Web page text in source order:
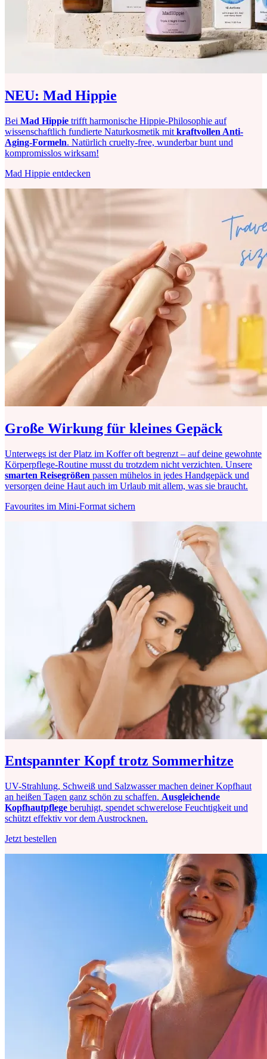
NEU: Mad Hippie
Bei Mad Hippie trifft harmonische Hippie-Philosophie auf
wissenschaftlich fundierte Naturkosmetik mit kraftvollen Anti-
Aging-Formeln. Natürlich cruelty-free, wunderbar bunt und
kompromisslos wirksam!
Mad Hippie entdecken
Große Wirkung für kleines Gepäck
Unterwegs ist der Platz im Koffer oft begrenzt – auf deine gewohnte
Körperpflege-Routine musst du trotzdem nicht verzichten. Unsere
smarten Reisegrößen passen mühelos in jedes Handgepäck und
versorgen deine Haut auch im Urlaub mit allem, was sie braucht.
Favourites im Mini-Format sichern
Entspannter Kopf trotz Sommerhitze
UV-Strahlung, Schweiß und Salzwasser machen deiner Kopfhaut
an heißen Tagen ganz schön zu schaffen. Ausgleichende
Kopfhautpflege beruhigt, spendet schwerelose Feuchtigkeit und
schützt effektiv vor dem Austrocknen.
Jetzt bestellen